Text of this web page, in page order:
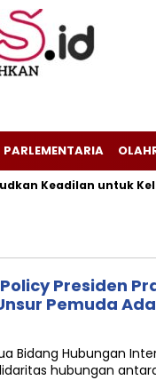
PARLEMENTARIA
Keadilan untuk
Presiden
Pemuda
Bidang Hubungan
hubungan